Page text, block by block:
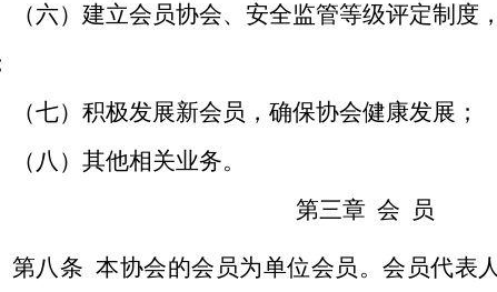
（六）建立会员协会、安全监管等级评定制度
（七）积极发展新会员，确保协会健康发展；
（八）其他相关业务。
第三章 会 员
第八条 本协会的会员为单位会员。会员代表